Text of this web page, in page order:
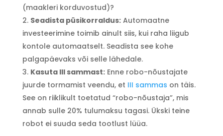
(maakleri korduvostud)?
Seadista püsikorraldus:Automaatne
investeerimine toimib ainult siis, kui raha liigub
kontole automaatselt. Seadista see kohe
palgapäevaks või selle lähedale.
Kasuta III sammast:Enne robo-nõustajate
juurde tormamist veendu, et III sammas on täis.
See on riiklikult toetatud “robo-nõustaja”, mis
annab sulle 20% tulumaksu tagasi. Ükski teine
robot ei suuda seda tootlust lüüa.